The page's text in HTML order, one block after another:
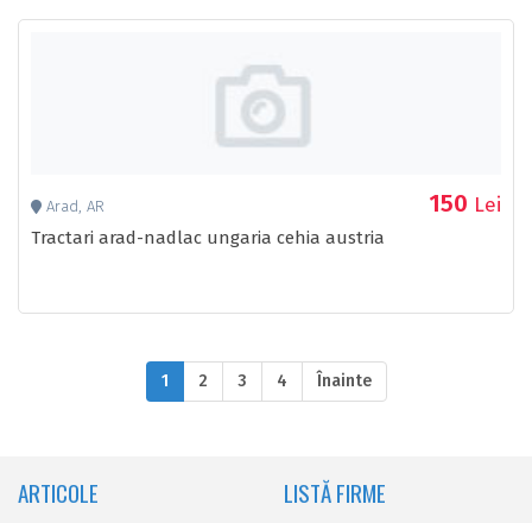
Arad, AR 150 Lei
Tractari arad-nadlac ungaria cehia austria
1 2 3 4 Înainte
ARTICOLE LISTĂ FIRME